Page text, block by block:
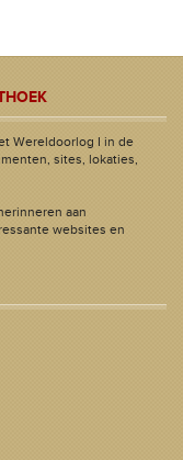
Wereldoorlog I in de
sites, lokaties,
aan
websites en